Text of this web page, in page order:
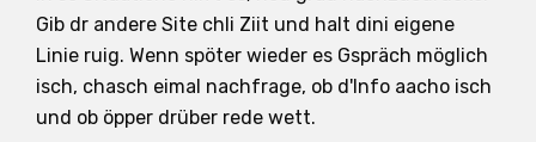
Gib dr andere Site chli Ziit und halt dini eigene
Linie ruig. Wenn spöter wieder es Gspräch möglich
isch, chasch eimal nachfrage, ob d'Info aacho isch
und ob öpper drüber rede wett.